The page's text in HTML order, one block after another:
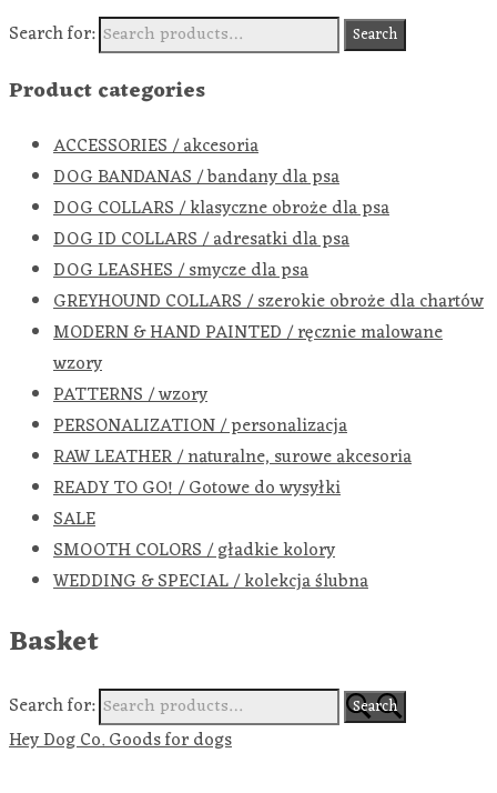
Search for:
Search
Product categories
ACCESSORIES / akcesoria
DOG BANDANAS / bandany dla psa
DOG COLLARS / klasyczne obroże dla psa
DOG ID COLLARS / adresatki dla psa
DOG LEASHES / smycze dla psa
GREYHOUND COLLARS / szerokie obroże dla chartów
MODERN & HAND PAINTED / ręcznie malowane
wzory
PATTERNS / wzory
PERSONALIZATION / personalizacja
RAW LEATHER / naturalne, surowe akcesoria
READY TO GO! / Gotowe do wysyłki
SALE
SMOOTH COLORS / gładkie kolory
WEDDING & SPECIAL / kolekcja ślubna
Basket
Search for: Search
Hey Dog Co. Goods for dogs